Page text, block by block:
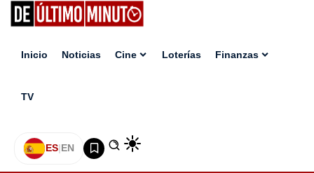
Inicio Noticias Cine Loterías Finanzas
TV
ES|EN